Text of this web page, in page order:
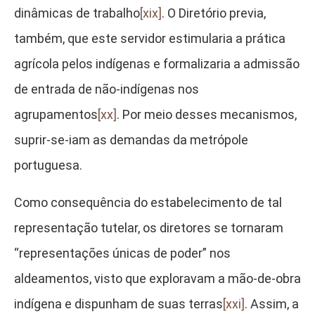
dinâmicas de trabalho[xix]. O Diretório previa,
também, que este servidor estimularia a prática
agrícola pelos indígenas e formalizaria a admissão
de entrada de não-indígenas nos
agrupamentos[xx]. Por meio desses mecanismos,
suprir-se-iam as demandas da metrópole
portuguesa.
Como consequência do estabelecimento de tal
representação tutelar, os diretores se tornaram
“representações únicas de poder” nos
aldeamentos, visto que exploravam a mão-de-obra
indígena e dispunham de suas terras[xxi]. Assim, a